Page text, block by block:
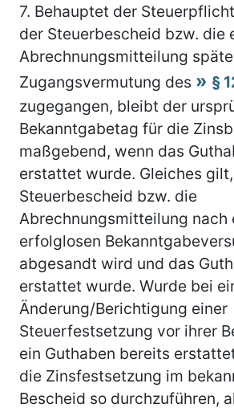
7. Behauptet der
der Steuerbescheid bzw. die
Abrechnungsmitteilung
Zugangsvermutung des
§
zugegangen, bleibt der
Bekanntgabetag für die
maßgebend, wenn das
erstattet wurde. Gleiches
Steuerbescheid bzw. die
Abrechnungsmitteilung nach
erfolglosen
abgesandt wird und das
erstattet wurde. Wurde bei
Änderung/Berichtigung einer
Steuerfestsetzung vor ihrer
ein Guthaben bereits
die Zinsfestsetzung im
Bescheid so durchzuführen,